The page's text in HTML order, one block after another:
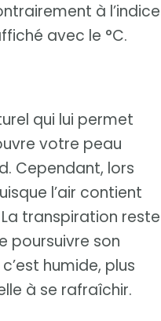
à l’indice
avec le °C.
qui lui permet
votre peau
Cependant, lors
l’air contient
transpiration reste
poursuivre son
humide, plus
à se rafraîchir.